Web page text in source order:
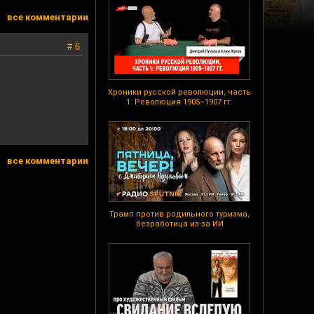
Хроники русской революции, часть
1: Революция 1905–1907 гг.
Трамп против родильного туризма,
безработица из-за ИИ
все комментарии
# 6
все комментарии